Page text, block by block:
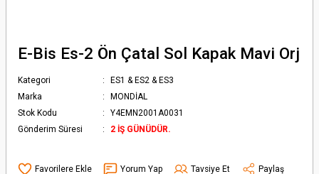
E-Bis Es-2 Ön Çatal Sol Kapak Mavi Orj
Kategori
ES1 & ES2 & ES3
Marka
MONDİAL
Stok Kodu
Y4EMN2001A0031
Gönderim Süresi
2 İŞ GÜNÜDÜR.
Yorum Yap Tavsiye Et
Paylaş